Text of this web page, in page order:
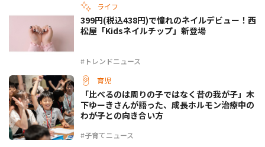
ライフ
#トレンドニュース
399円(税込438円)で憧れのネイルデビュー！西
松屋「Kidsネイルチップ」新登場
育児
#子育てニュース
「比べるのは周りの子ではなく昔の我が子」木
下ゆーきさんが語った、成長ホルモン治療中の
わが子との向き合い方